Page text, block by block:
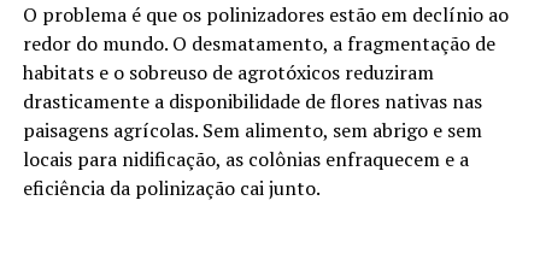
O problema é que os polinizadores estão em declínio ao
redor do mundo. O desmatamento, a fragmentação de
habitats e o sobreuso de agrotóxicos reduziram
drasticamente a disponibilidade de flores nativas nas
paisagens agrícolas. Sem alimento, sem abrigo e sem
locais para nidificação, as colônias enfraquecem e a
eficiência da polinização cai junto.